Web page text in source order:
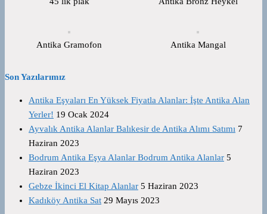
Antika Gramofon Antika Mangal
Son Yazılarımız
Antika Eşyaları En Yüksek Fiyatla Alanlar: İşte Antika Alan
Yerler! 19 Ocak 2024
Ayvalık Antika Alanlar Balıkesir de Antika Alımı Satımı 7
Haziran 2023
Bodrum Antika Eşya Alanlar Bodrum Antika Alanlar 5
Haziran 2023
Gebze İkinci El Kitap Alanlar 5 Haziran 2023
Kadıköy Antika Sat 29 Mayıs 2023